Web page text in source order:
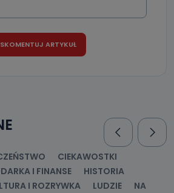
CIEKAWOSTKI
I FINANSE
HISTORIA
I ROZRYWKA LUDZIE
NA